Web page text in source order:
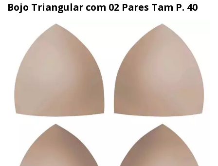
Bojo Triangular com 02 Pares Tam P. 40